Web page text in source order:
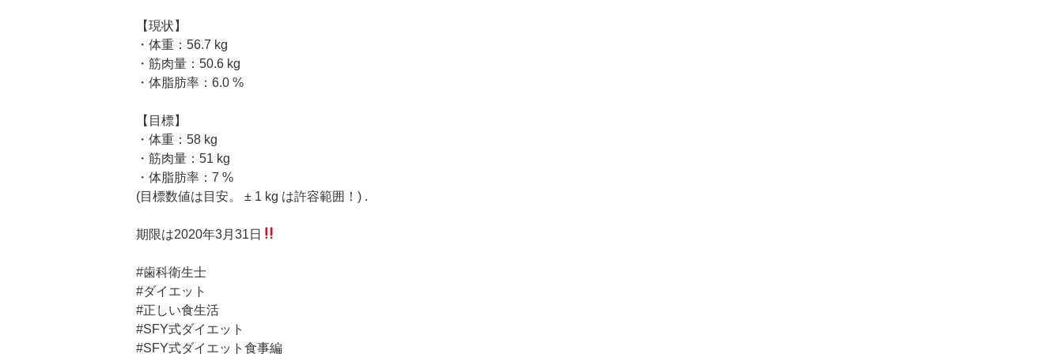
【現状】
・体重：56.7 kg
・筋肉量：50.6 kg
・体脂肪率：6.0 %
【目標】
・体重：58 kg
・筋肉量：51 kg
・体脂肪率：7 %
(目標数値は目安。 ± 1 kg は許容範囲！) .
期限は2020年3月31日
#歯科衛生士
#ダイエット
#正しい食生活
#SFY式ダイエット
#SFY式ダイエット食事編